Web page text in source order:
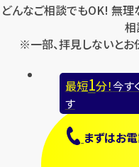
どんなご相談でもOK! 無理
相
※一部、拝見しないとお
最短1分！今す
す
まずはお